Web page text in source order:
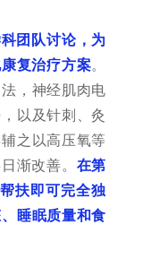
团队讨论，为
复治疗方案。
，神经肌肉电
以及针刺、灸
之以高压氧等
渐改善。 在第
扶即可完全独
睡眠质量和食